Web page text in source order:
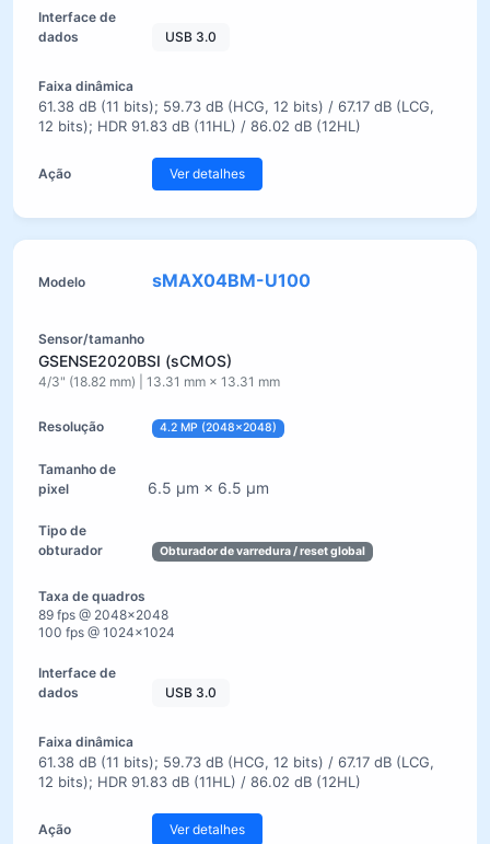
USB 3.0
61.38 dB (11 bits); 59.73 dB (HCG, 12 bits) / 67.17 dB (LCG,
12 bits); HDR 91.83 dB (11HL) / 86.02 dB (12HL)
Ver detalhes
sMAX04BM-U100
GSENSE2020BSI (sCMOS)
4/3" (18.82 mm) | 13.31 mm × 13.31 mm
4.2 MP (2048×2048)
6.5 µm × 6.5 µm
Obturador de varredura / reset global
89 fps @ 2048×2048
100 fps @ 1024×1024
USB 3.0
61.38 dB (11 bits); 59.73 dB (HCG, 12 bits) / 67.17 dB (LCG,
12 bits); HDR 91.83 dB (11HL) / 86.02 dB (12HL)
Ver detalhes